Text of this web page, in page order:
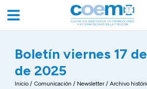
Boletín viernes 17
de 2025
Inicio / Comunicación / Newsletter / Archivo